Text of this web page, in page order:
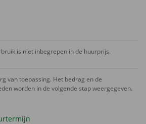
is niet inbegrepen in de huurprijs.
van toepassing. Het bedrag en de
worden in de volgende stap weergegeven.